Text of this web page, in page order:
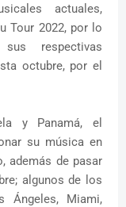
actuales,
Tour 2022, por lo
respectivas
octubre, por el
y Panamá, el
su música en
además de pasar
algunos de los
Ángeles, Miami,